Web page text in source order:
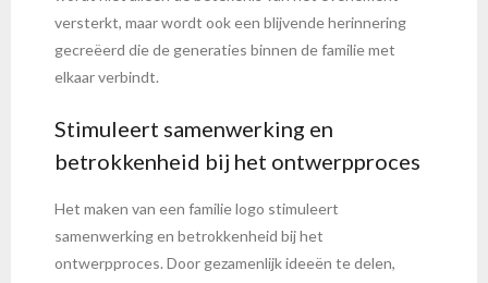
versterkt, maar wordt ook een blijvende herinnering
gecreëerd die de generaties binnen de familie met
elkaar verbindt.
Stimuleert samenwerking en
betrokkenheid bij het ontwerpproces
Het maken van een familie logo stimuleert
samenwerking en betrokkenheid bij het
ontwerpproces. Door gezamenlijk ideeën te delen,